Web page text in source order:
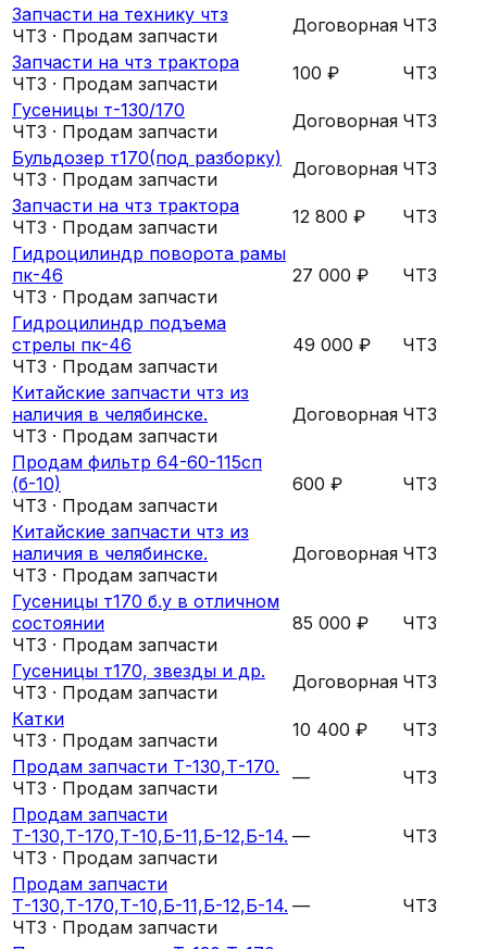
Запчасти на технику чтз
ЧТЗ · Продам запчасти
Договорная ЧТЗ
Запчасти на чтз трактора
ЧТЗ · Продам запчасти
100 ₽
ЧТЗ
Гусеницы т-130/170
ЧТЗ · Продам запчасти
Договорная ЧТЗ
Бульдозер т170(под разборку)
ЧТЗ · Продам запчасти
Договорная ЧТЗ
Запчасти на чтз трактора
ЧТЗ · Продам запчасти
12 800 ₽
ЧТЗ
Гидроцилиндр поворота рамы
пк-46
ЧТЗ · Продам запчасти
27 000 ₽ ЧТЗ
Гидроцилиндр подъема
стрелы пк-46
ЧТЗ · Продам запчасти
49 000 ₽ ЧТЗ
Китайские запчасти чтз из
наличия в челябинске.
ЧТЗ · Продам запчасти
Договорная ЧТЗ
Продам фильтр 64-60-115сп
(б-10)
ЧТЗ · Продам запчасти
600 ₽ ЧТЗ
Китайские запчасти чтз из
наличия в челябинске.
ЧТЗ · Продам запчасти
Договорная ЧТЗ
Гусеницы т170 б.у в отличном
состоянии
ЧТЗ · Продам запчасти
85 000 ₽ ЧТЗ
Гусеницы т170, звезды и др.
ЧТЗ · Продам запчасти
Договорная ЧТЗ
Катки
ЧТЗ · Продам запчасти
10 400 ₽
ЧТЗ
Продам запчасти Т-130,Т-170.
ЧТЗ · Продам запчасти
—
ЧТЗ
Продам запчасти
Т-130,Т-170,Т-10,Б-11,Б-12,Б-14.
ЧТЗ · Продам запчасти
— ЧТЗ
Продам запчасти
Т-130,Т-170,Т-10,Б-11,Б-12,Б-14.
ЧТЗ · Продам запчасти
— ЧТЗ